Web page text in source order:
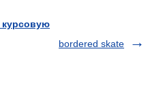
bordered skate